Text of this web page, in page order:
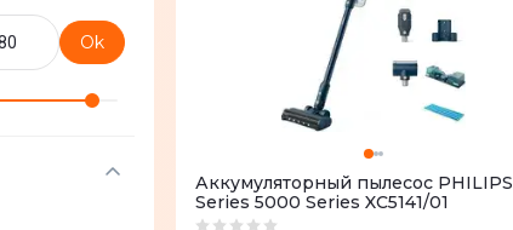
Ok
Аккумуляторный пылесос PHILIPS
Series 5000 Series XC5141/01